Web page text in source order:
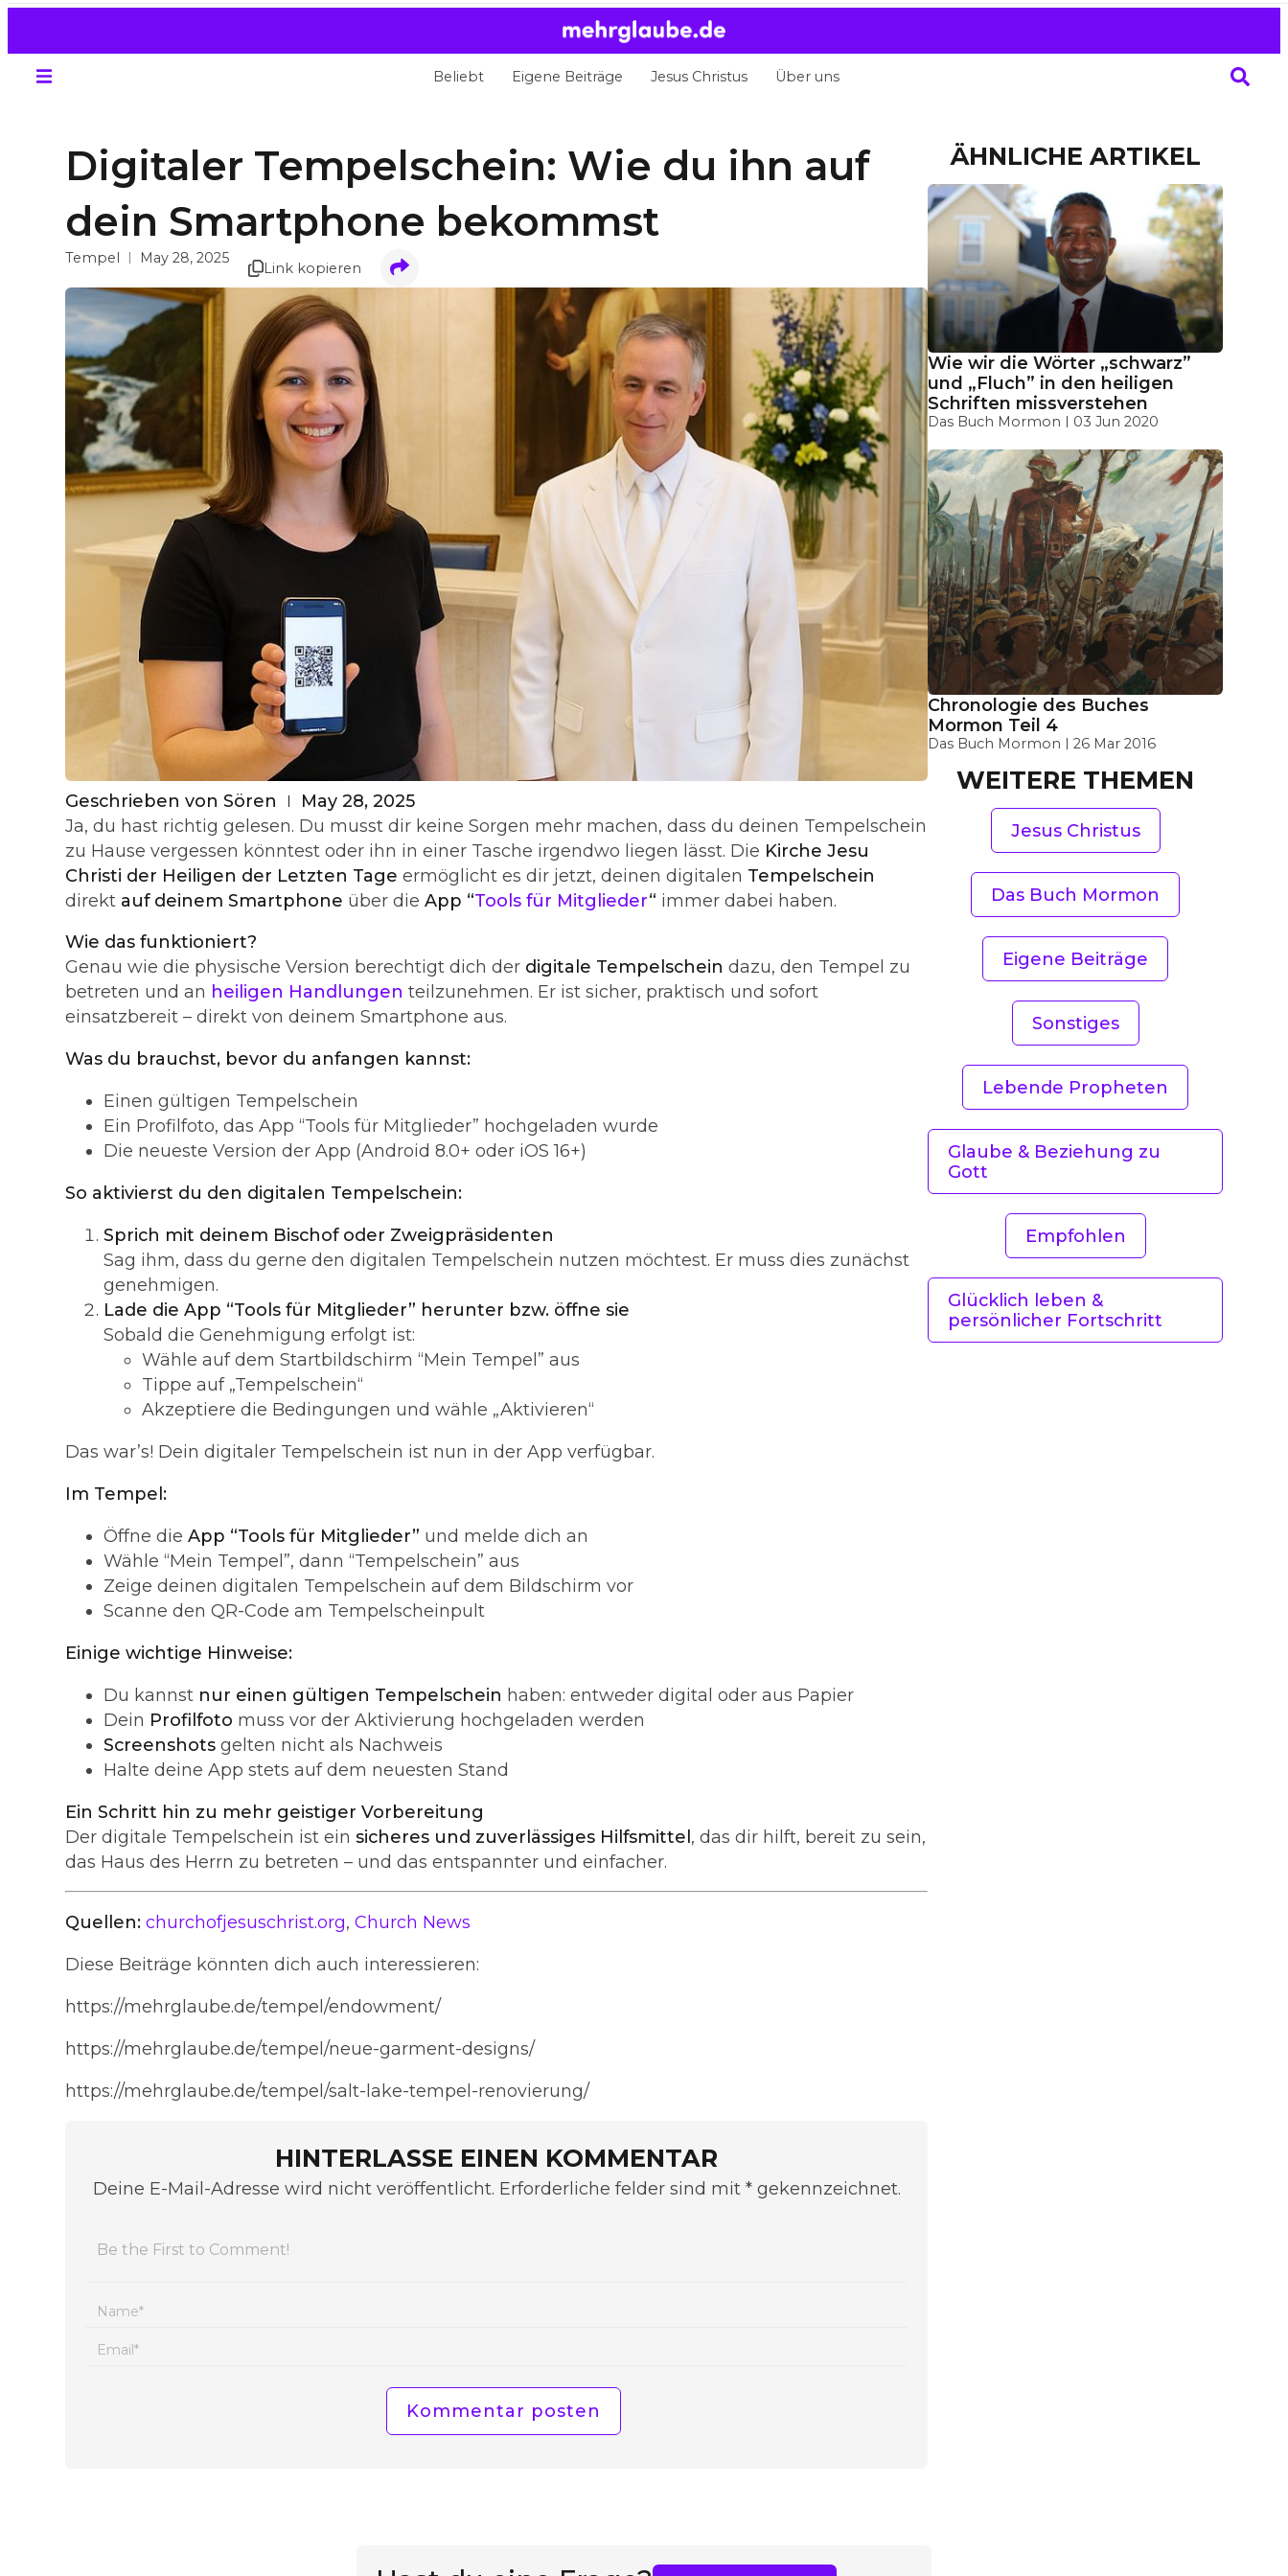
Beliebt Eigene Beiträge Jesus Christus Über uns
Digitaler Tempelschein: Wie du ihn auf
dein Smartphone bekommst
Tempel May 28, 2025
Link kopieren
Geschrieben von Sören
May 28, 2025
Ja, du hast richtig gelesen. Du musst dir keine Sorgen mehr machen, dass du deinen Tempelschein
zu Hause vergessen könntest oder ihn in einer Tasche irgendwo liegen lässt. Die Kirche Jesu
Christi der Heiligen der Letzten Tage ermöglicht es dir jetzt, deinen digitalen Tempelschein
direkt auf deinem Smartphone über dieApp “Tools für Mitglieder“ immer dabei haben.
Wie das funktioniert?
Genau wie die physische Version berechtigt dich der digitale Tempelschein dazu, den Tempel zu
betreten und an heiligen Handlungen teilzunehmen. Er ist sicher, praktisch und sofort
einsatzbereit – direkt von deinem Smartphone aus.
Was du brauchst, bevor du anfangen kannst:
Einen gültigen Tempelschein
Ein Profilfoto, das App “Tools für Mitglieder” hochgeladen wurde
Die neueste Version der App (Android 8.0+ oder iOS 16+)
So aktivierst du den digitalen Tempelschein:
Sprich mit deinem Bischof oder Zweigpräsidenten
Sag ihm, dass du gerne den digitalen Tempelschein nutzen möchtest. Er muss dies zunächst
genehmigen.
Lade die App “Tools für Mitglieder” herunter bzw. öffne sie
Sobald die Genehmigung erfolgt ist:
Wähle auf dem Startbildschirm “Mein Tempel” aus
Tippe auf „Tempelschein“
Akzeptiere die Bedingungen und wähle „Aktivieren“
Das war’s! Dein digitaler Tempelschein ist nun in der App verfügbar.
Im Tempel:
Öffne dieApp “Tools für Mitglieder” und melde dich an
Wähle “Mein Tempel”, dann “Tempelschein” aus
Zeige deinen digitalen Tempelschein auf dem Bildschirm vor
Scanne den QR-Code am Tempelscheinpult
Einige wichtige Hinweise:
Du kannst nur einen gültigen Tempelschein haben: entweder digital oder aus Papier
Dein Profilfoto muss vor der Aktivierung hochgeladen werden
Screenshots gelten nicht als Nachweis
Halte deine App stets auf dem neuesten Stand
Ein Schritt hin zu mehr geistiger Vorbereitung
Der digitale Tempelschein ist einsicheres und zuverlässiges Hilfsmittel, das dir hilft, bereit zu sein,
das Haus des Herrn zu betreten – und das entspannter und einfacher.
Quellen: churchofjesuschrist.org,Church News
Diese Beiträge könnten dich auch interessieren:
https://mehrglaube.de/tempel/endowment/
https://mehrglaube.de/tempel/neue-garment-designs/
https://mehrglaube.de/tempel/salt-lake-tempel-renovierung/
HINTERLASSE EINEN KOMMENTAR
Deine E-Mail-Adresse wird nicht veröffentlicht. Erforderliche felder sind mit * gekennzeichnet.
ÄHNLICHE ARTIKEL
Wie wir die Wörter „schwarz”
und „Fluch” in den heiligen
Schriften missverstehen
Das Buch Mormon 03 Jun 2020
Chronologie des Buches
Mormon Teil 4
Das Buch Mormon 26 Mar 2016
WEITERE THEMEN
Jesus Christus
Das Buch Mormon
Eigene Beiträge
Sonstiges
Lebende Propheten
Glaube & Beziehung zu
Gott
Empfohlen
Glücklich leben &
persönlicher Fortschritt